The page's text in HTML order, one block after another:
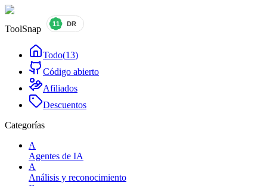
ToolSnap
Todo(13)
Código abierto
Afiliados
Descuentos
Categorías
A
Agentes de IA
A
Análisis y reconocimiento